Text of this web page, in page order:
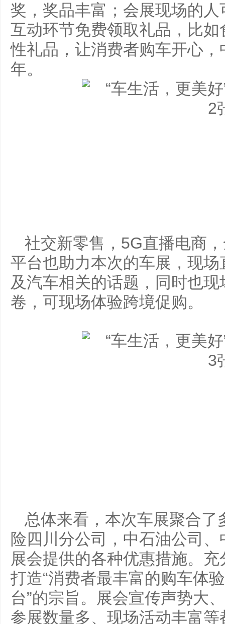
奖，奖品丰富；会展现场的
互动环节免费领取礼品，比
性礼品，让消费者购车开心
年。
社交新零售，5G直播电商
平台也助力本次的车展，现
及汽车相关的话题，同时也
卷，可现场体验跨境促购。
总体来看，本次车展聚合
险四川分公司，中石油公司
展会提供的各种优惠措施。
打造“消费者最丰富的购车体
台”的宗旨。展会宣传声势大
参展数量多、现场活动丰富